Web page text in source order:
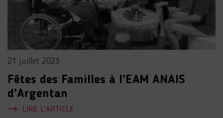
21 juillet 2023
Fêtes des Familles à l’EAM ANAIS
d’Argentan
LIRE L'ARTICLE